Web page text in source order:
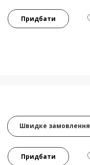
Придбати
Швидке замовлення
Придбати